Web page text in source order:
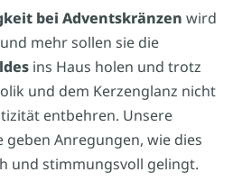
bei Adventskränzen wird
mehr sollen sie die
ins Haus holen und trotz
und dem Kerzenglanz nicht
entbehren. Unsere
geben Anregungen, wie dies
und stimmungsvoll gelingt.